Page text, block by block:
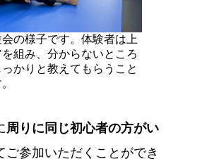
の様子です。体験者は上
組み、分からないところ
かりと教えてもらうこと
周りに同じ初心者の方がい
ご参加いただくことができ